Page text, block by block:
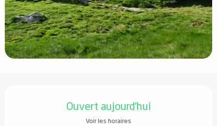
Ouvert aujourd'hui
Voir les horaires